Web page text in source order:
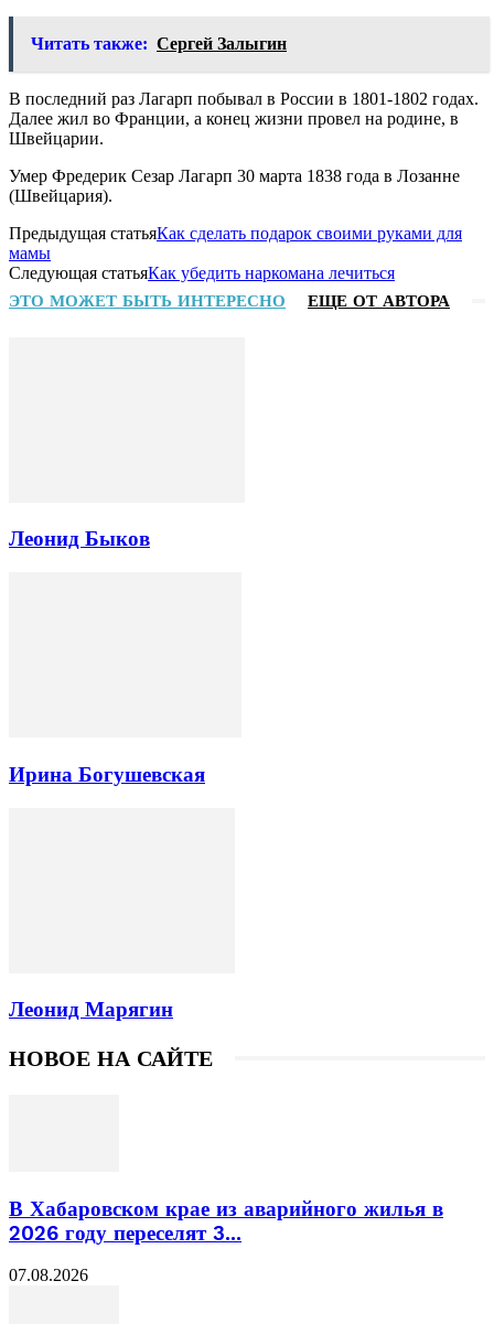
Читать также: Сергей Залыгин
В последний раз Лагарп побывал в России в 1801-1802 годах.
Далее жил во Франции, а конец жизни провел на родине, в
Швейцарии.
Умер Фредерик Сезар Лагарп 30 марта 1838 года в Лозанне
(Швейцария).
Предыдущая статьяКак сделать подарок своими руками для
мамы
Следующая статьяКак убедить наркомана лечиться
ЭТО МОЖЕТ БЫТЬ ИНТЕРЕСНО ЕЩЕ ОТ АВТОРА
Леонид Быков
Ирина Богушевская
Леонид Марягин
НОВОЕ НА САЙТЕ
В Хабаровском крае из аварийного жилья в
2026 году переселят 3...
07.08.2026